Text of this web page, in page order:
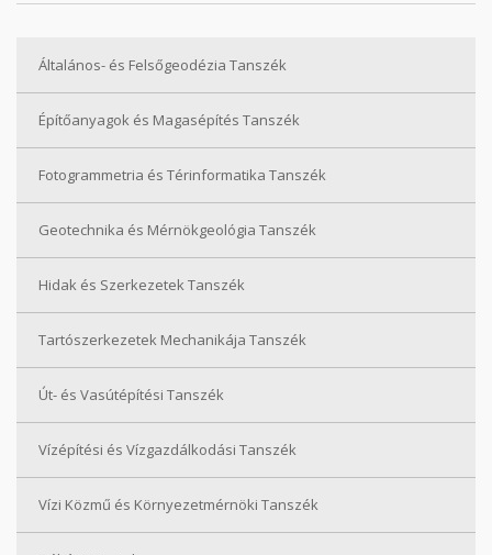
Általános- és Felsőgeodézia Tanszék
Építőanyagok és Magasépítés Tanszék
Fotogrammetria és Térinformatika Tanszék
Geotechnika és Mérnökgeológia Tanszék
Hidak és Szerkezetek Tanszék
Tartószerkezetek Mechanikája Tanszék
Út- és Vasútépítési Tanszék
Vízépítési és Vízgazdálkodási Tanszék
Vízi Közmű és Környezetmérnöki Tanszék